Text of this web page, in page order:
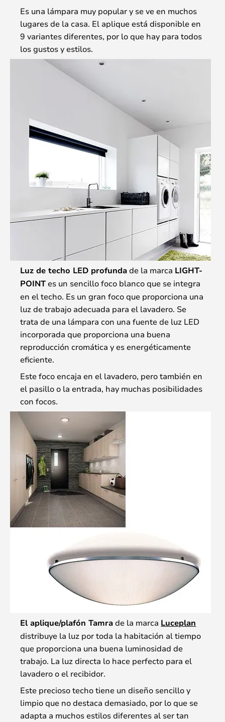
Es una lámpara muy popular y se ve en muchos
lugares de la casa. El aplique está disponible en
9 variantes diferentes, por lo que hay para todos
los gustos y estilos.
Luz de techo LED profundade la marca LIGHT-
POINTes un sencillo foco blanco que se integra
en el techo. Es un gran foco que proporciona una
luz de trabajo adecuada para el lavadero. Se
trata de una lámpara con una fuente de luz LED
incorporada que proporciona una buena
reproducción cromática y es energéticamente
eficiente.
Este foco encaja en el lavadero, pero también en
el pasillo o la entrada, hay muchas posibilidades
con focos.
El aplique/plafón Tamrade la marca Luceplan
distribuye la luz por toda la habitación al tiempo
que proporciona una buena luminosidad de
trabajo. La luz directa lo hace perfecto para el
lavadero o el recibidor.
Este precioso techo tiene un diseño sencillo y
limpio que no destaca demasiado, por lo que se
adapta a muchos estilos diferentes al ser tan